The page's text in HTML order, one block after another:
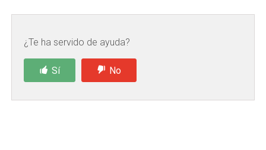
¿Te ha servido de ayuda?
Sí No